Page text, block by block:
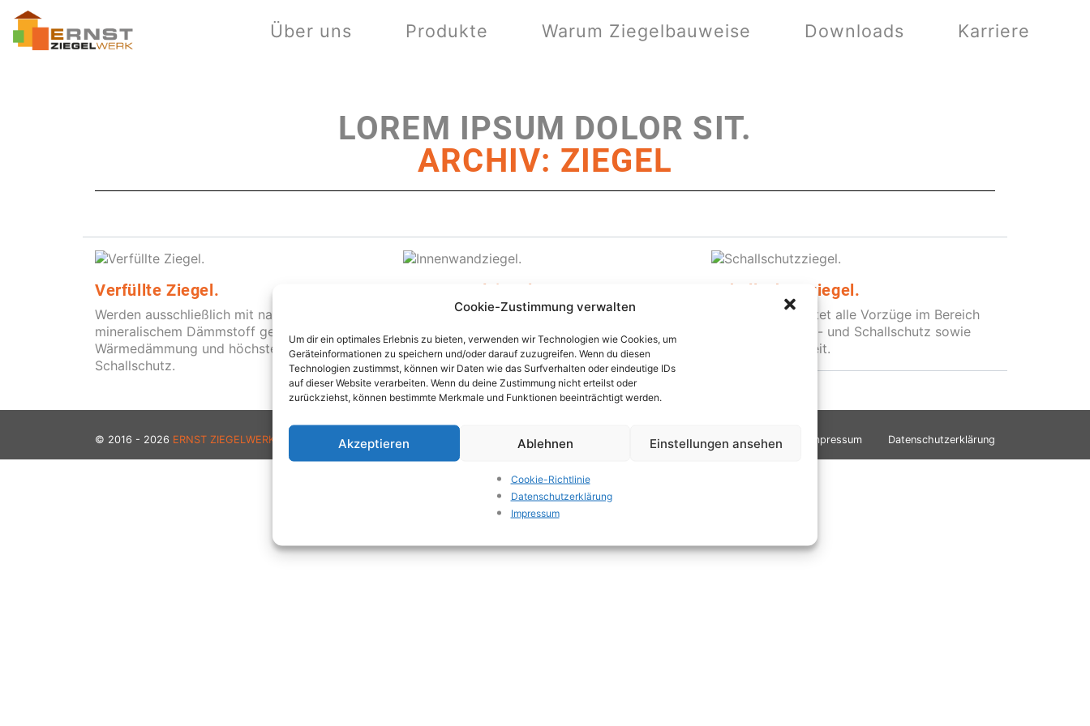
Cookie-Zustimmung verwalten
Um dir ein optimales Erlebnis zu bieten, verwenden wir Technologien wie Cookies, um
Geräteinformationen zu speichern und/oder darauf zuzugreifen. Wenn du diesen
Technologien zustimmst, können wir Daten wie das Surfverhalten oder eindeutige IDs
auf dieser Website verarbeiten. Wenn du deine Zustimmung nicht erteilst oder
zurückziehst, können bestimmte Merkmale und Funktionen beeinträchtigt werden.
Akzeptieren Ablehnen Einstellungen ansehen
Cookie-Richtlinie
Datenschutzerklärung
Impressum
Über uns Produkte Warum Ziegelbauweise Downloads Karriere
LOREM IPSUM DOLOR SIT.
ARCHIV: ZIEGEL
Verfüllte Ziegel.
Werden ausschließlich mit natürlichem
mineralischem Dämmstoff gefüllt. Für beste
Wärmedämmung und höchsten Brand- und
Schallschutz.
Innenwandziegel.
Dank vieler kleiner Hohlkammern und einer
ausgeklügelten Lochgeometrie gewährleisten
diese Ziegel eine hohe Wärmedämmung.
Schallschutzziegel.
Dieser Ziegel bietet alle Vorzüge im Bereich
Flexibilität, Brand- und Schallschutz sowie
Raumbehaglichkeit.
© 2016 - 2026 ERNST ZIEGELWERK GMBH & CO. KG Impressum Datenschutzerklärung